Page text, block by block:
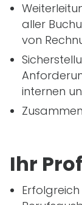
aller
von
internen
Ihr